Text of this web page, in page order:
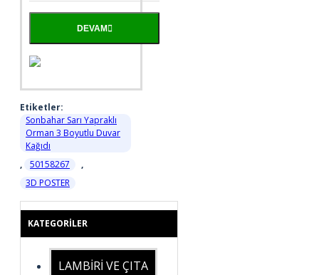
DEVAM
Etiketler:
Sonbahar Sarı Yapraklı
Orman 3 Boyutlu Duvar
Kağıdı
,
50158267
,
3D POSTER
KATEGORILER
LAMBİRİ VE ÇITA